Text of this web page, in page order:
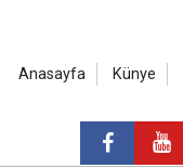
Anasayfa Künye